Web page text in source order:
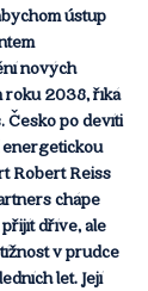
ústup
nových
roku 2038, říká
Česko po devíti
energetickou
Robert Reiss
chápe
dříve, ale
v prudce
let. Její